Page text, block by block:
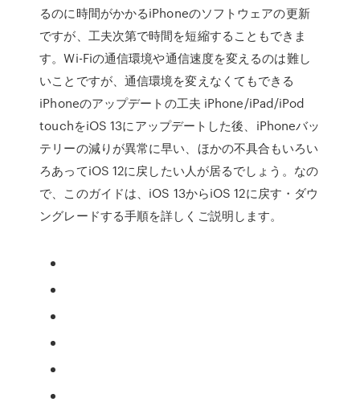
るのに時間がかかるiPhoneのソフトウェアの更新
ですが、工夫次第で時間を短縮することもできま
す。Wi-Fiの通信環境や通信速度を変えるのは難し
いことですが、通信環境を変えなくてもできる
iPhoneのアップデートの工夫 iPhone/iPad/iPod
touchをiOS 13にアップデートした後、iPhoneバッ
テリーの減りが異常に早い、ほかの不具合もいろい
ろあってiOS 12に戻したい人が居るでしょう。なの
で、このガイドは、iOS 13からiOS 12に戻す・ダウ
ングレードする手順を詳しくご説明します。